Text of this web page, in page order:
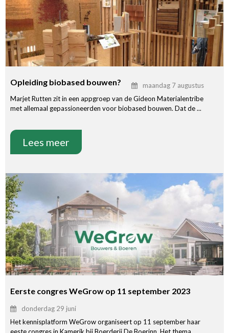
Opleiding biobased bouwen?
maandag 7 augustus
Marjet Rutten zit in een appgroep van de Gideon Materialentribe
met allemaal gepassioneerden voor biobased bouwen. Dat de ...
Lees meer
Eerste congres WeGrow op 11 september 2023
donderdag 29 juni
Het kennisplatform WeGrow organiseert op 11 september haar